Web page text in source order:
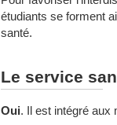
étudiants se forment
santé.
Le service
Oui. Il est intégré aux